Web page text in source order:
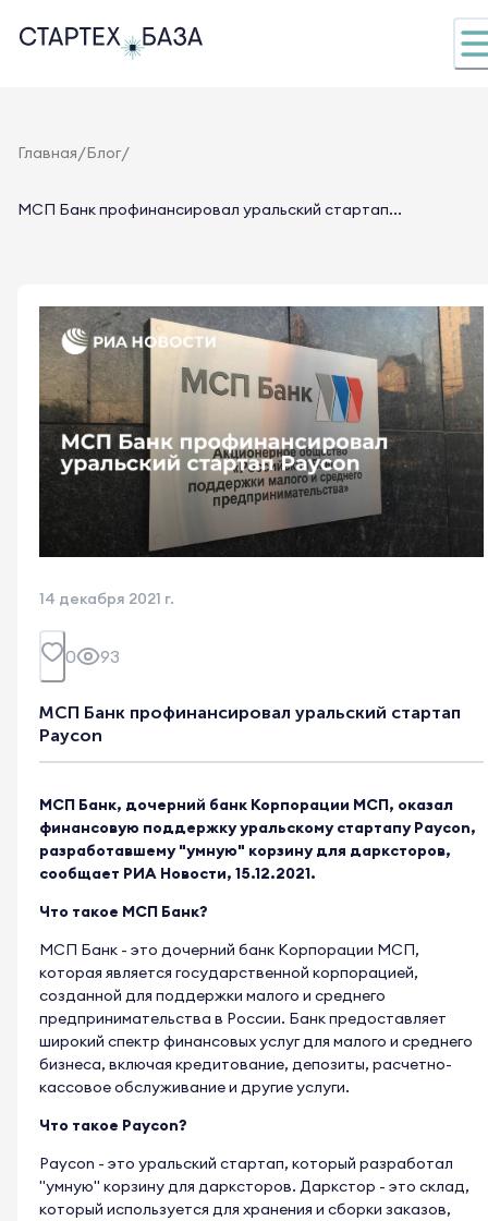
Главная/Блог/
МСП Банк профинансировал уральский стартап...
14 декабря 2021 г.
0 93
МСП Банк профинансировал уральский стартап
Paycon
МСП Банк, дочерний банк Корпорации МСП, оказал
финансовую поддержку уральскому стартапу Paycon,
разработавшему "умную" корзину для дарксторов,
сообщает РИА Новости, 15.12.2021.
Что такое МСП Банк?
МСП Банк - это дочерний банк Корпорации МСП,
которая является государственной корпорацией,
созданной для поддержки малого и среднего
предпринимательства в России. Банк предоставляет
широкий спектр финансовых услуг для малого и среднего
бизнеса, включая кредитование, депозиты, расчетно-
кассовое обслуживание и другие услуги.
Что такое Paycon?
Paycon - это уральский стартап, который разработал
"умную" корзину для дарксторов. Даркстор - это склад,
который используется для хранения и сборки заказов,